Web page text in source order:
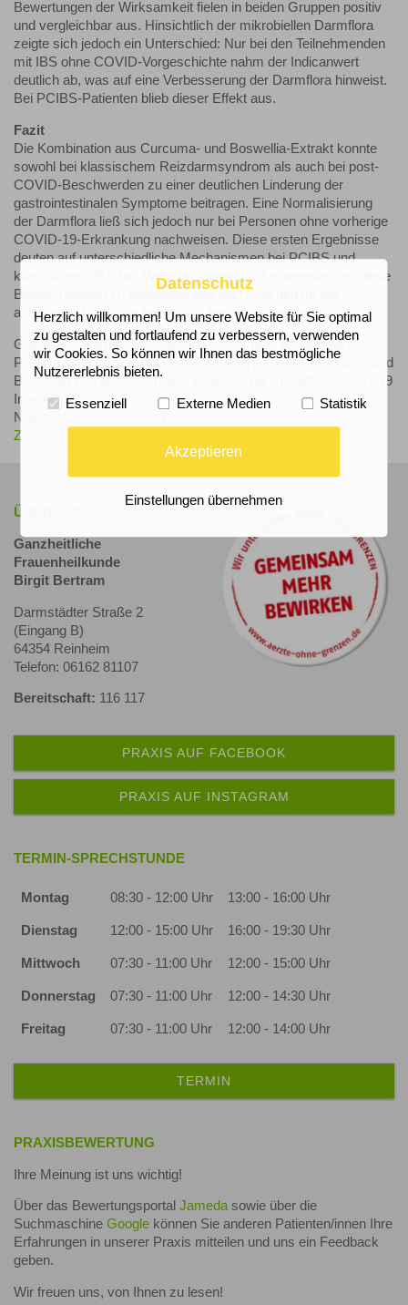
Bewertungen der Wirksamkeit fielen in beiden Gruppen positiv
und vergleichbar aus. Hinsichtlich der mikrobiellen Darmflora
zeigte sich jedoch ein Unterschied: Nur bei den Teilnehmenden
mit IBS ohne COVID-Vorgeschichte nahm der Indicanwert
deutlich ab, was auf eine Verbesserung der Darmflora hinweist.
Bei PCIBS-Patienten blieb dieser Effekt aus.
Fazit
Die Kombination aus Curcuma- und Boswellia-Extrakt konnte
sowohl bei klassischem Reizdarmsyndrom als auch bei post-
COVID-Beschwerden zu einer deutlichen Linderung der
gastrointestinalen Symptome beitragen. Eine Normalisierung
der Darmflora ließ sich jedoch nur bei Personen ohne vorherige
COVID-19-Erkrankung nachweisen. Diese ersten Ergebnisse
deuten auf unterschiedliche Mechanismen bei PCIBS und
klassischem IBS hin. Weitere Studien sind notwendig, um diese
Beobachtungen zu bestätigen und die Ursachen für die
anhaltende Dysbiose bei PCIBS besser zu verstehen.
Giacosa A, Barrile GC, Gasparri C, Perna S, Rondanelli M.
Positive Effect of Lecithin-Based Delivery Form of Curcuma and
Boswellia Extracts on Irritable Bowel Syndrome After COVID-19
Infection.
Nutrients. 2/2025; 17(4): 723.
Zurück zur Übersicht
ÜBER UNS
Ganzheitliche
Frauenheilkunde
Birgit Bertram
Darmstädter Straße 2
(Eingang B)
64354 Reinheim
Telefon: 06162 81107
Bereitschaft: 116 117
PRAXIS AUF FACEBOOK
PRAXIS AUF INSTAGRAM
TERMIN-SPRECHSTUNDE
Montag 08:30 - 12:00 Uhr 13:00 - 16:00 Uhr
Dienstag 12:00 - 15:00 Uhr 16:00 - 19:30 Uhr
Mittwoch 07:30 - 11:00 Uhr 12:00 - 15:00 Uhr
Donnerstag 07:30 - 11:00 Uhr 12:00 - 14:30 Uhr
Freitag 07:30 - 11:00 Uhr 12:00 - 14:00 Uhr
TERMIN
PRAXISBEWERTUNG
Ihre Meinung ist uns wichtig!
Über das Bewertungsportal Jamedasowie über die
Suchmaschine Google können Sie anderen Patienten/innen Ihre
Erfahrungen in unserer Praxis mitteilen und uns ein Feedback
geben.
Wir freuen uns, von Ihnen zu lesen!
Datenschutz
Herzlich willkommen! Um unsere Website für Sie optimal
zu gestalten und fortlaufend zu verbessern, verwenden
wir Cookies. So können wir Ihnen das bestmögliche
Nutzererlebnis bieten.
Essenziell Externe Medien Statistik
Akzeptieren
Einstellungen übernehmen